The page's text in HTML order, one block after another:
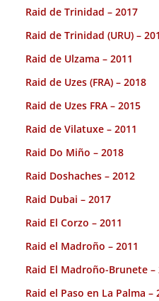
Raid de Trinidad – 2017
Raid de Trinidad (URU) –
Raid de Ulzama – 2011
Raid de Uzes (FRA) – 2018
Raid de Uzes FRA – 2015
Raid de Vilatuxe – 2011
Raid Do Miño – 2018
Raid Doshaches – 2012
Raid Dubai – 2017
Raid El Corzo – 2011
Raid el Madroño – 2011
Raid El Madroño-Brunete –
Raid el Paso en La Palma –